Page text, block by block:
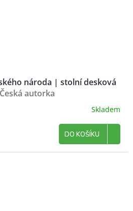
národa | stolní desková
Česká autorka
Skladem
DO KOŠÍKU